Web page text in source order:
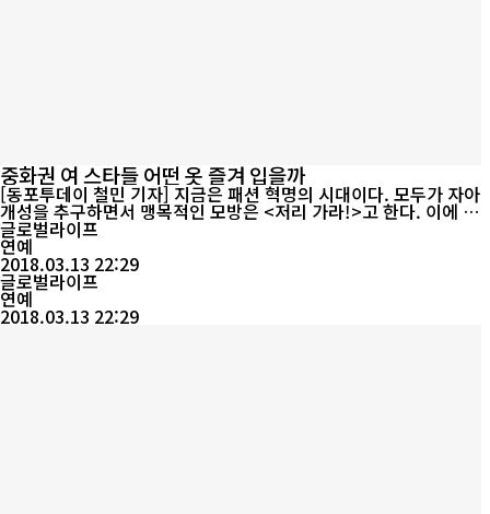
중화권 여 스타들 어떤 옷 즐겨 입을까
[동포투데이 철민 기자] 지금은 패션 혁명의 시대이다. 모두가 자아
개성을 추구하면서 맹목적인 모방은 <저리 가라!>고 한다. 이에 더
욱 민감한 분야는 연예권이고, 남녀 유별로 보면 여 스타들이 특별하
다. 그럼 현재 중화권에서 뜨고 있는 여 스타들의 개인 패션을 살펴
본다. 양 잉 양잉(杨颖-사진 왼쪽 사람)이 착용한 코트와 후드 티셔
츠(印花卫衣)는 그닥 고급스러워 보이지 않지만 활...
글로벌라이프
연예
2018.03.13 22:29
글로벌라이프
연예
2018.03.13 22:29